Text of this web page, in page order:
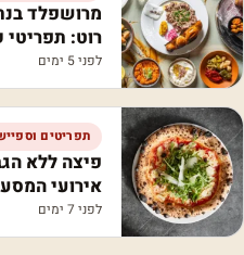
מרושפלד
רוט: תפריטי
לפני 5 ימים
תפריטים
פיצה ללא
אירועי
לפני 7 ימים